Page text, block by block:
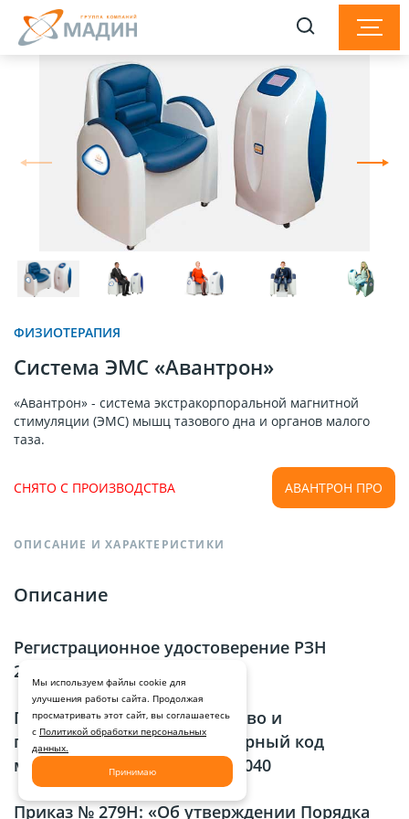
ФИЗИОТЕРАПИЯ
Система ЭМС «Авантрон»
«Авантрон» - система экстракорпоральной магнитной
стимуляции (ЭМС) мышц тазового дна и органов малого
таза.
СНЯТО С ПРОИЗВОДСТВА АВАНТРОН ПРО
ОПИСАНИЕ И ХАРАКТЕРИСТИКИ
Описание
Регистрационное удостоверение РЗН
2014/1900 от 03.09.14
Приказ № 1130Н: «Акушерство и
гинекология» – номенклатурный код
медицинского изделия: 285040
Приказ № 279Н: «Об утверждении Порядка
Мы используем файлы cookie для
улучшения работы сайта. Продолжая
просматривать этот сайт, вы соглашаетесь
с Политикой обработки персональных
данных.
Принимаю